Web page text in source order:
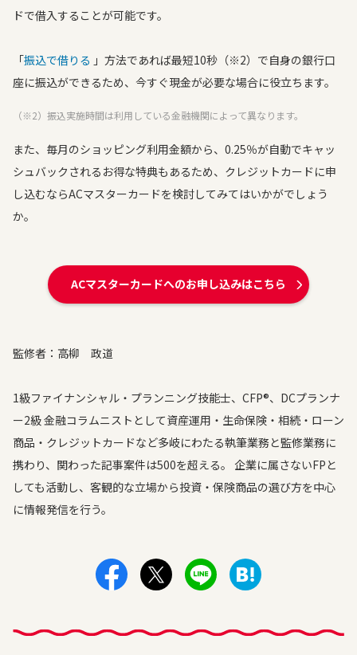
ドで借入することが可能です。
「振込で借りる 」方法であれば最短10秒（※2）で自身の銀行口
座に振込ができるため、今すぐ現金が必要な場合に役立ちます。
（※2）振込実施時間は利用している金融機関によって異なります。
また、毎月のショッピング利用金額から、0.25％が自動でキャッ
シュバックされるお得な特典もあるため、クレジットカードに申
し込むならACマスターカードを検討してみてはいかがでしょう
か。
ACマスターカードへのお申し込みはこちら
監修者：高柳 政道
1級ファイナンシャル・プランニング技能士、CFP®、DCプランナ
ー2級 金融コラムニストとして資産運用・生命保険・相続・ローン
商品・クレジットカードなど多岐にわたる執筆業務と監修業務に
携わり、関わった記事案件は500を超える。 企業に属さないFPと
しても活動し、客観的な立場から投資・保険商品の選び方を中心
に情報発信を行う。